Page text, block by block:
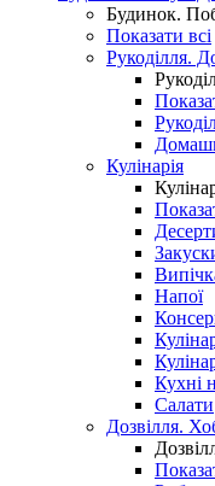
Будинок.
Показати всі
Рукоділля.
Кулінарія
Напої
Кухні
Салати
Дозвілля.